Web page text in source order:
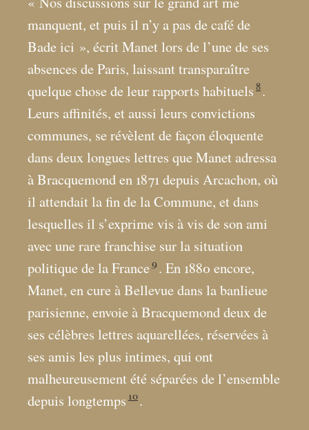
manquent, et puis il n’y a pas de café de
Bade ici », écrit Manet lors de l’une de ses
absences de Paris, laissant transparaître
quelque chose de leur rapports habituels 8.
Leurs affinités, et aussi leurs convictions
communes, se révèlent de façon éloquente
dans deux longues lettres que Manet adressa
à Bracquemond en 1871 depuis Arcachon, où
il attendait la fin de la Commune, et dans
lesquelles il s’exprime vis à vis de son ami
avec une rare franchise sur la situation
politique de la France9 . En 1880 encore,
Manet, en cure à Bellevue dans la banlieue
parisienne, envoie à Bracquemond deux de
ses célèbres lettres aquarellées, réservées à
ses amis les plus intimes, qui ont
malheureusement été séparées de l’ensemble
depuis longtemps 10.